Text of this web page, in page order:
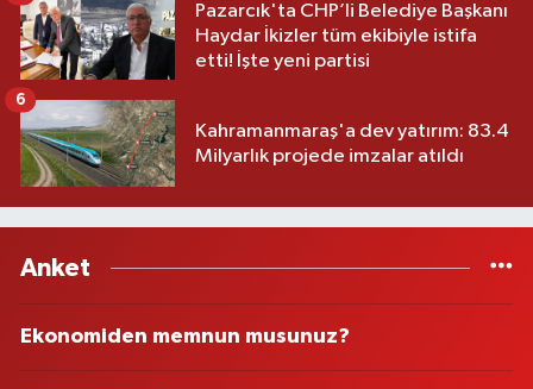
Pazarcık'ta CHP’li Belediye Başkanı
Haydar İkizler tüm ekibiyle istifa
etti! İşte yeni partisi
Kahramanmaraş'a dev yatırım: 83.4
Milyarlık projede imzalar atıldı
6
Anket
Ekonomiden memnun musunuz?